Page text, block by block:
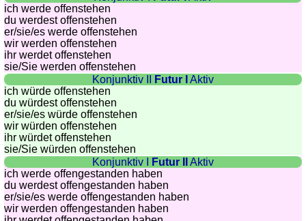
mathématiques
Puzzle
Quiz
animaux
les
différences
ich werde offenstehen
du werdest offenstehen
er/sie/es werde offenstehen
wir werden offenstehen
ihr werdet offenstehen
sie/Sie werden offenstehen
Konjunktiv II
Futur I
Aktiv
ich würde offenstehen
du würdest offenstehen
er/sie/es würde offenstehen
wir würden offenstehen
ihr würdet offenstehen
sie/Sie würden offenstehen
Konjunktiv I
Futur II
Aktiv
ich werde offengestanden haben
du werdest offengestanden haben
er/sie/es werde offengestanden haben
wir werden offengestanden haben